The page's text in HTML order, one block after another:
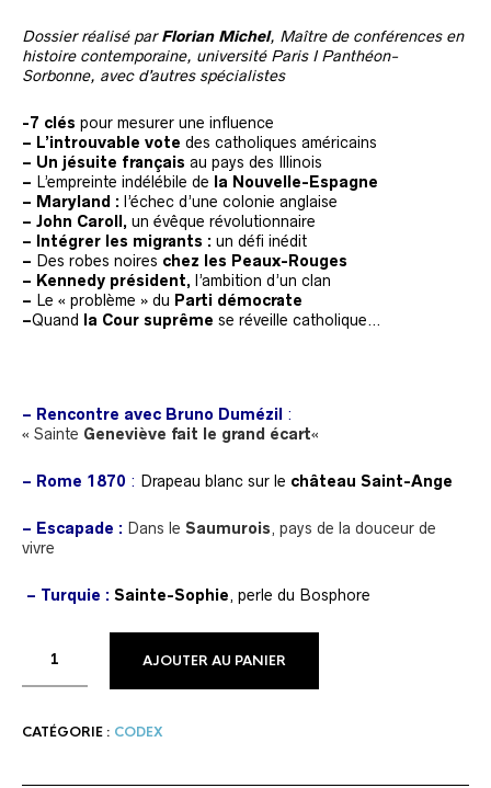
Dossier réalisé parFlorian Michel, Maître de conférences en
histoire contemporaine, université Paris I Panthéon-
Sorbonne, avec d’autres spécialistes
-7 clés pour mesurer une influence
– L’introuvable vote des catholiques américains
– Un jésuite français au pays des Illinois
– L’empreinte indélébile de la Nouvelle-Espagne
– Maryland : l’échec d’une colonie anglaise
– John Caroll, un évêque révolutionnaire
– Intégrer les migrants : un défi inédit
– Des robes noires chez les Peaux-Rouges
– Kennedy président, l’ambition d’un clan
– Le « problème » du Parti démocrate
–Quand la Cour suprême se réveille catholique…
– Rencontre avec Bruno Dumézil :
« Sainte Geneviève fait le grand écart«
– Rome 1870 : Drapeau blanc sur le château Saint-Ange
– Escapade : Dans le Saumurois , pays de la douceur de
vivre
– Turquie : Sainte-Sophie, perle du Bosphore
AJOUTER AU PANIER
CATÉGORIE : CODEX